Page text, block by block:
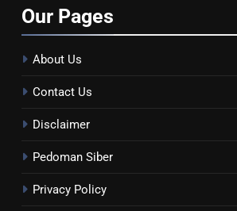
Our Pages
About Us
Contact Us
Disclaimer
Pedoman Siber
Privacy Policy